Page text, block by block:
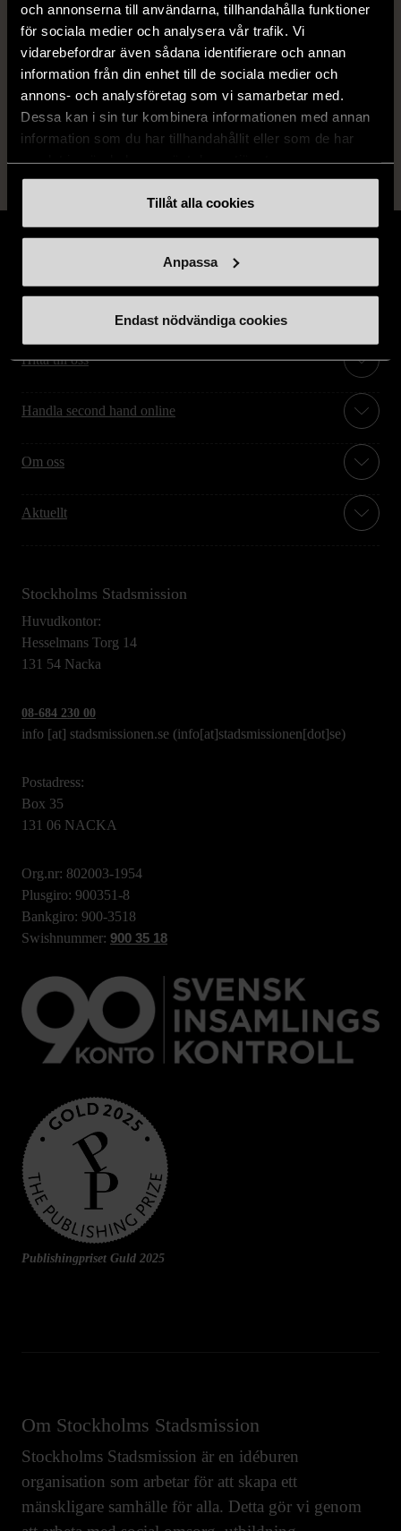
och annonserna till användarna, tillhandahålla funktioner
för sociala medier och analysera vår trafik. Vi
vidarebefordrar även sådana identifierare och annan
information från din enhet till de sociala medier och
annons- och analysföretag som vi samarbetar med.
Dessa kan i sin tur kombinera informationen med annan
information som du har tillhandahållit eller som de har
Tillåt alla cookies
Anpassa
Endast nödvändiga cookies
Produkten är unik och finns enbart som 1 st i lager.
Fri frakt på alla köp över 990 kr.
14 dagars ångerrät.
Hitta till oss
Handla second hand online
Om oss
Aktuellt
Stockholms Stadsmission
Huvudkontor:
Hesselmans Torg 14
131 54 Nacka
08-684 230 00
info [at] stadsmissionen.se (info[at]stadsmissionen[dot]se)
Postadress:
Box 35
131 06 NACKA
Org.nr: 802003-1954
Plusgiro: 900351-8
Bankgiro: 900-3518
Swishnummer: 900 35 18
Publishingpriset Guld 2025
Om Stockholms Stadsmission
Stockholms Stadsmission är en idéburen
organisation som arbetar för att skapa ett
mänskligare samhälle för alla. Detta gör vi genom